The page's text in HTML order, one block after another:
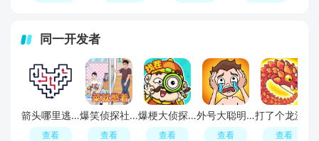
同一开发者
箭头哪里逃游戏
查看
爆笑侦探社游戏2026最新版
查看
爆梗大侦探游戏2026最新版
查看
外号大聪明游戏2026最新版
查看 查看